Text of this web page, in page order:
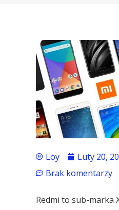
Loy Luty 20,
Brak komentarzy
Redmi to sub-marka